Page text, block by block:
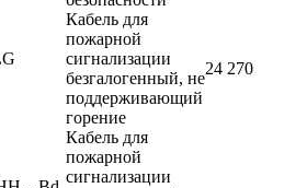
Кабель для
пожарной
сигнализации
безгалогенный, не
поддерживающий
горение
24 270
Кабель для
пожарной
сигнализации